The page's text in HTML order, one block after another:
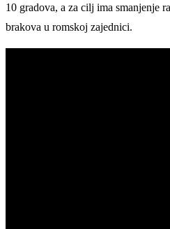
10 gradova, a za cilj ima smanjenje
brakova u romskoj zajednici.